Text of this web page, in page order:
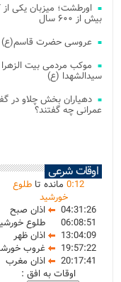
اورطشت؛ میزبان یکی
بیش از ۶۰۰ سال
عروسی حضرت قاسم(ع)
موکب مردمی بیت‌
سیدالشهدا (ع)
دهیاران بخش چلاو در
عمرانی چه گفتند؟
اوقات شرعی
0:12 مانده تاطلوع
خورشید
04:31:26
اذان صبح
06:08:51
طلوع
13:04:09
اذان ظهر
19:57:22
غروب
20:17:41
اذان مغرب
اوقات به افق :